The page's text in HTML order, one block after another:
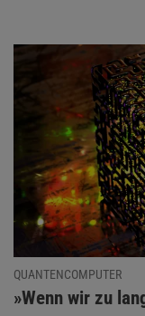
QUANTENCOMPUTER
:
»Wenn wir zu